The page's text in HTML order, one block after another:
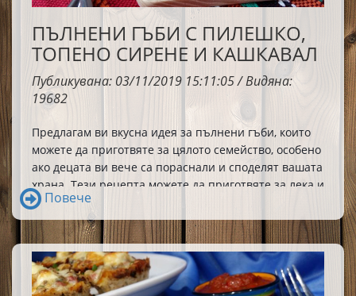
ПЪЛНЕНИ ГЪБИ С ПИЛЕШКО,
ТОПЕНО СИРЕНЕ И КАШКАВАЛ
Публикувана: 03/11/2019 15:11:05 / Видяна:
19682
Предлагам ви вкусна идея за пълнени гъби, които
можете да приготвяте за цялото семейство, особено
ако децата ви вече са пораснали и споделят вашата
храна. Тези рецепта можете да приготвяте за лека и
вкусна вечеря или да поднасяте като предястия за
специални случаи. Не съм конкретизирала
количества и грамове, защото рецептата
може да бъде импровизирана и сътворена
„на око“ и според конкретната численост на
гладниците.
Повече